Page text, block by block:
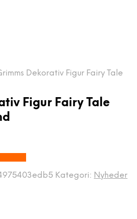
Dekorativ Figur Fairy Tale
Figur Fairy Tale
Kategori: Nyheder